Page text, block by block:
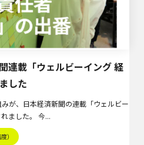
連載「ウェルビーイング 経
した
が、日本経済新聞の連載「ウェルビー
ました。 今...
）